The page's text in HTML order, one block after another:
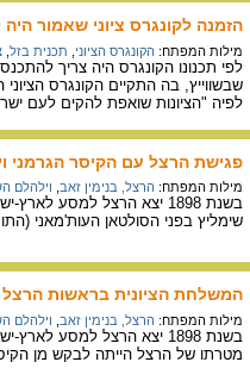
הזמנה לקונגרס ציוני שאמור היה להתקיים
מילות המפתח: הקונגרס הציוני תכנית בזל
שבשווייץ, בה התקיים הקונגרס
לפיה "הציונות שואפת להקים לעם
פגישת הרצל עם הקיסר הגרמני
מילות המפתח: הרצל, בנימין זאב וילהלם
בשנת 1898 יצא הרצל
שימליץ בפני הסולטאן העות'מאני
המשלחת הציונית בראשות הרצל
מילות המפתח: הרצל, בנימין זאב וילהלם
בשנת 1898 יצא הרצל למסע
מטרתו של הרצל הייתה לבקש מן